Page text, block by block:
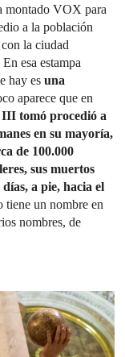
montado VOX para
a la población
la ciudad
esa estampa
hay esuna
aparece que en
tomó procedió a
en su mayoría,
de 100.000
sus muertos
a pie, hacia el
tiene un nombre en
nombres, de